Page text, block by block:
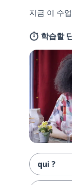
지금 이 수
학습할
qui ?